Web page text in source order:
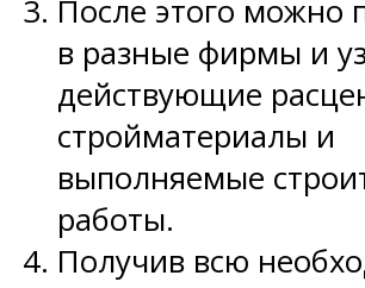
После этого можно
в разные фирмы и
действующие
стройматериалы и
выполняемые
работы.
Получив всю